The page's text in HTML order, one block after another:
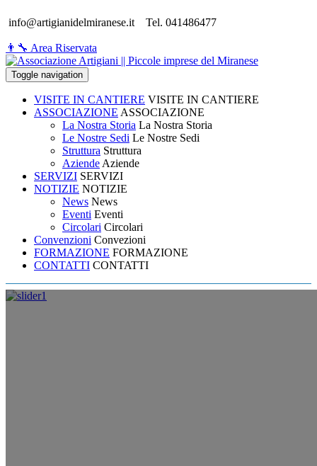
info@artigianidelmiranese.it Tel. 041486477
👨‍🔧 Area Riservata
Toggle navigation
VISITE IN CANTIERE VISITE IN CANTIERE
ASSOCIAZIONE ASSOCIAZIONE
La Nostra Storia La Nostra Storia
Le Nostre Sedi Le Nostre Sedi
Struttura Struttura
Aziende Aziende
SERVIZI SERVIZI
NOTIZIE NOTIZIE
News News
Eventi Eventi
Circolari Circolari
Convenzioni Convezioni
FORMAZIONE FORMAZIONE
CONTATTI CONTATTI